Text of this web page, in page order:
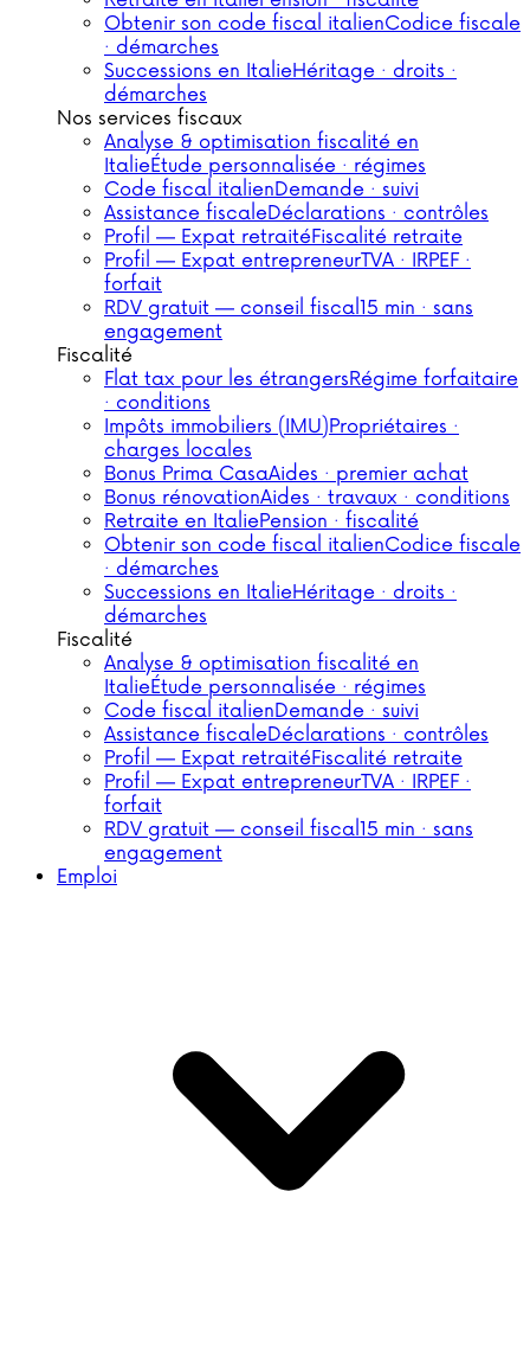
Obtenir son code fiscal italienCodice fiscale
· démarches
Successions en ItalieHéritage · droits ·
démarches
Nos services fiscaux
Analyse & optimisation fiscalité en
ItalieÉtude personnalisée · régimes
Code fiscal italienDemande · suivi
Assistance fiscaleDéclarations · contrôles
Profil — Expat retraitéFiscalité retraite
Profil — Expat entrepreneurTVA · IRPEF ·
forfait
RDV gratuit — conseil fiscal15 min · sans
engagement
Fiscalité
Flat tax pour les étrangersRégime forfaitaire
· conditions
Impôts immobiliers (IMU)Propriétaires ·
charges locales
Bonus Prima CasaAides · premier achat
Bonus rénovationAides · travaux · conditions
Retraite en ItaliePension · fiscalité
Obtenir son code fiscal italienCodice fiscale
· démarches
Successions en ItalieHéritage · droits ·
démarches
Fiscalité
Analyse & optimisation fiscalité en
ItalieÉtude personnalisée · régimes
Code fiscal italienDemande · suivi
Assistance fiscaleDéclarations · contrôles
Profil — Expat retraitéFiscalité retraite
Profil — Expat entrepreneurTVA · IRPEF ·
forfait
RDV gratuit — conseil fiscal15 min · sans
engagement
Emploi